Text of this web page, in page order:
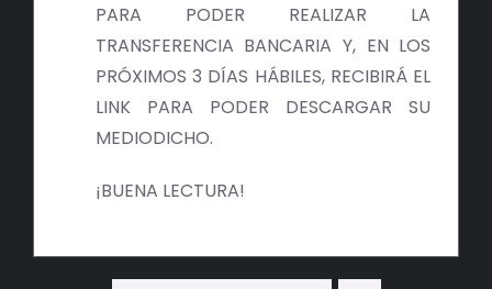
CONTACTO
PARA PODER REALIZAR LA
TRANSFERENCIA BANCARIA Y, EN LOS
PRÓXIMOS 3 DÍAS HÁBILES, RECIBIRÁ EL
LINK PARA PODER DESCARGAR SU
MEDIODICHO.
¡BUENA LECTURA!